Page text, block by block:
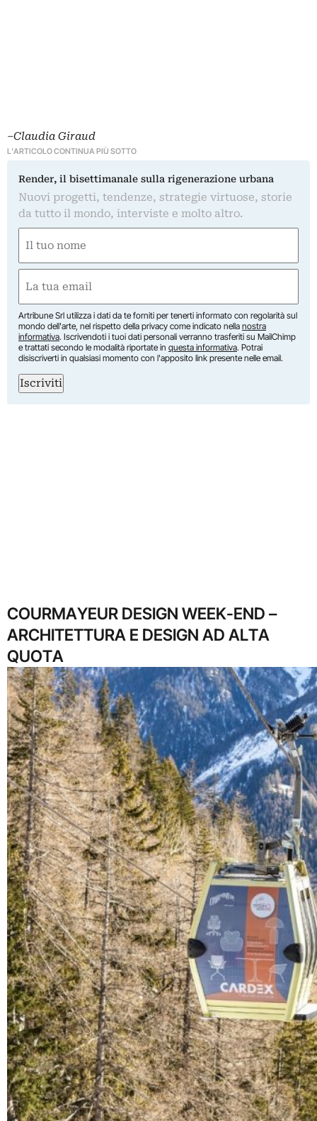
–Claudia Giraud
L'ARTICOLO CONTINUA PIÙ SOTTO
Render, il bisettimanale sulla rigenerazione urbana
Nuovi progetti, tendenze, strategie virtuose, storie
da tutto il mondo, interviste e molto altro.
(Required)
First
(Required)
Artribune Srl utilizza i dati da te forniti per tenerti informato con regolarità sul
mondo dell'arte, nel rispetto della privacy come indicato nella nostra
informativa. Iscrivendoti i tuoi dati personali verranno trasferiti su MailChimp
e trattati secondo le modalità riportate in questa informativa. Potrai
disiscriverti in qualsiasi momento con l'apposito link presente nelle email.
Iscriviti
COURMAYEUR DESIGN WEEK-END –
ARCHITETTURA E DESIGN AD ALTA
QUOTA